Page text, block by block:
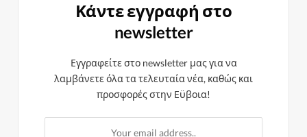
Κάντε εγγραφή στο
newsletter
Εγγραφείτε στο newsletter μας για να
λαμβάνετε όλα τα τελευταία νέα, καθώς και
προσφορές στην Εϋβοια!